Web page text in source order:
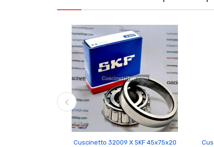

Cuscinetto 32009 X SKF 45x75x20